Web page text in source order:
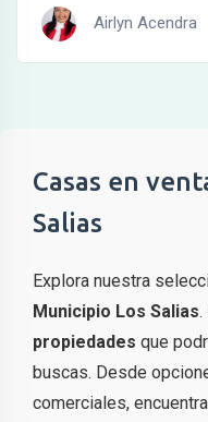
Airlyn Acendra
Casas en
Salias
Explora nuestra
Municipio Los Salias.
propiedades que
buscas. Desde
comerciales,